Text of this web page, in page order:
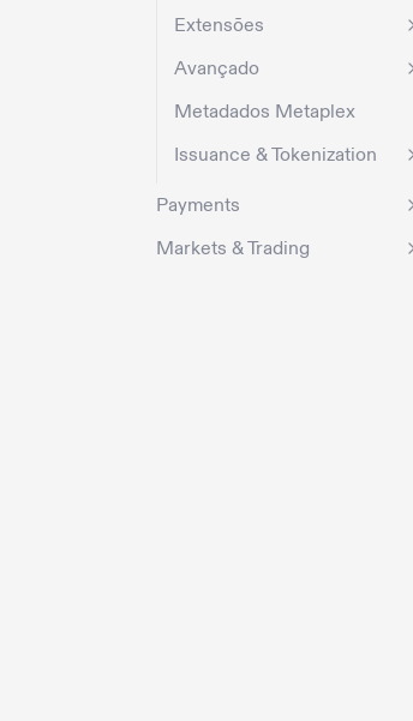
Extensões
Avançado
Metadados Metaplex
Issuance & Tokenization
Payments
Markets & Trading